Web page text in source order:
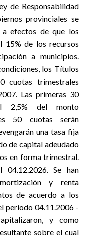
de Responsabilidad
provinciales se
a efectos de que los
15% de los recursos
a municipios.
los Títulos
cuotas trimestrales
Las primeras 30
2,5% del monto
50 cuotas serán
una tasa fija
de capital adeudado
en forma trimestral.
04.12.2026. Se han
y renta
de acuerdo a los
período 04.11.2006 -
y como
sobre el cual